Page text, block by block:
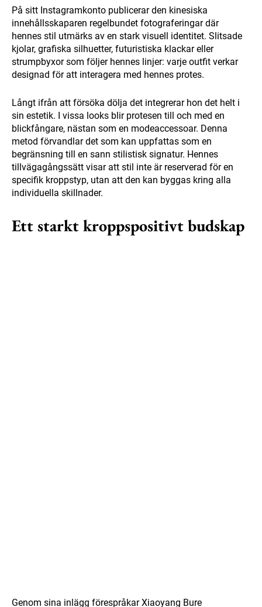
På sitt Instagramkonto publicerar den kinesiska
innehållsskaparen regelbundet fotograferingar där
hennes stil utmärks av en stark visuell identitet. Slitsade
kjolar, grafiska silhuetter, futuristiska klackar eller
strumpbyxor som följer hennes linjer: varje outfit verkar
designad för att interagera med hennes protes.
Långt ifrån att försöka dölja det integrerar hon det helt i
sin estetik. I vissa looks blir protesen till och med en
blickfångare, nästan som en modeaccessoar. Denna
metod förvandlar det som kan uppfattas som en
begränsning till en sann stilistisk signatur. Hennes
tillvägagångssätt visar att stil inte är reserverad för en
specifik kroppstyp, utan att den kan byggas kring alla
individuella skillnader.
Ett starkt kroppspositivt budskap
Genom sina inlägg förespråkar Xiaoyang Bure